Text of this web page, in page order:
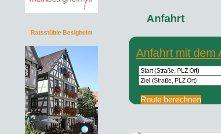
Ratsstüble Besigheim
Anfahrt
Anfahrt mit dem
Route berechnen